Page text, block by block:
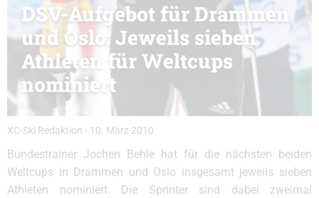
DSV-Aufgebot für Drammen
und Oslo: Jeweils sieben
Athleten für Weltcups
nominiert
XC-Ski Redaktion - 10. März 2010
Bundestrainer Jochen Behle hat für die nächsten beiden
Weltcups in Drammen und Oslo insgesamt jeweils sieben
Athleten nominiert. Die Sprinter sind dabei zweimal